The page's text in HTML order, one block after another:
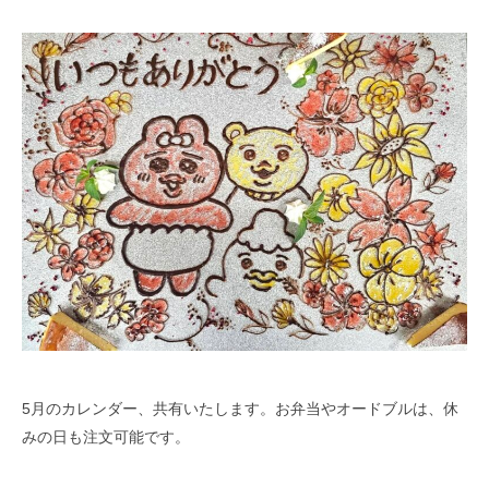
5月のカレンダー、共有いたします。お弁当やオードブルは、休
みの日も注文可能です。